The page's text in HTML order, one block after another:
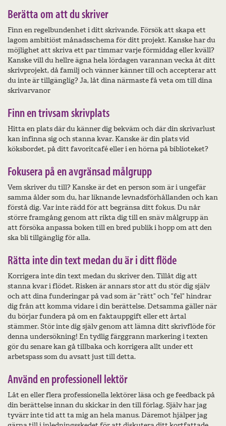
Berätta om att du skriver
Finn en regelbundenhet i ditt skrivande. Försök att skapa ett
lagom ambitiöst månadsschema för ditt projekt. Kanske har du
möjlighet att skriva ett par timmar varje förmiddag eller kväll?
Kanske vill du hellre ägna hela lördagen varannan vecka åt ditt
skrivprojekt, då familj och vänner känner till och accepterar att
du inte är tillgänglig? Ja, låt dina närmaste få veta om till dina
skrivarvanor
Finn en trivsam skrivplats
Hitta en plats där du känner dig bekväm och där din skrivarlust
kan infinna sig och stanna kvar. Kanske är din plats vid
köksbordet, på ditt favoritcafé eller i en hörna på biblioteket?
Fokusera på en avgränsad målgrupp
Vem skriver du till? Kanske är det en person som är i ungefär
samma ålder som du, har liknande levnadsförhållanden och kan
förstå dig. Var inte rädd för att begränsa ditt fokus. Du når
större framgång genom att rikta dig till en snäv målgrupp än
att försöka anpassa boken till en bred publik i hopp om att den
ska bli tillgänglig för alla.
Rätta inte din text medan du är i ditt flöde
Korrigera inte din text medan du skriver den. Tillåt dig att
stanna kvar i flödet. Risken är annars stor att du stör dig själv
och att dina funderingar på vad som är ”rätt” och ”fel” hindrar
dig från att komma vidare i din berättelse. Detsamma gäller när
du börjar fundera på om en faktauppgift eller ett årtal
stämmer. Stör inte dig själv genom att lämna ditt skrivflöde för
denna undersökning! En tydlig färggrann markering i texten
gör du senare kan gå tillbaka och korrigera allt under ett
arbetspass som du avsatt just till detta.
Använd en professionell lektör
Låt en eller flera professionella lektörer läsa och ge feedback på
din berättelse innan du skickar in den till förlag. Själv har jag
tyvärr inte tid att ta mig an hela manus. Däremot hjälper jag